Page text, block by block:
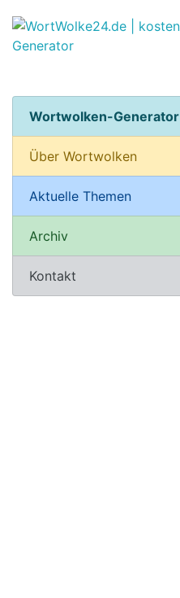
Wortwolken-Generator
Über Wortwolken
Aktuelle Themen
Archiv
Kontakt